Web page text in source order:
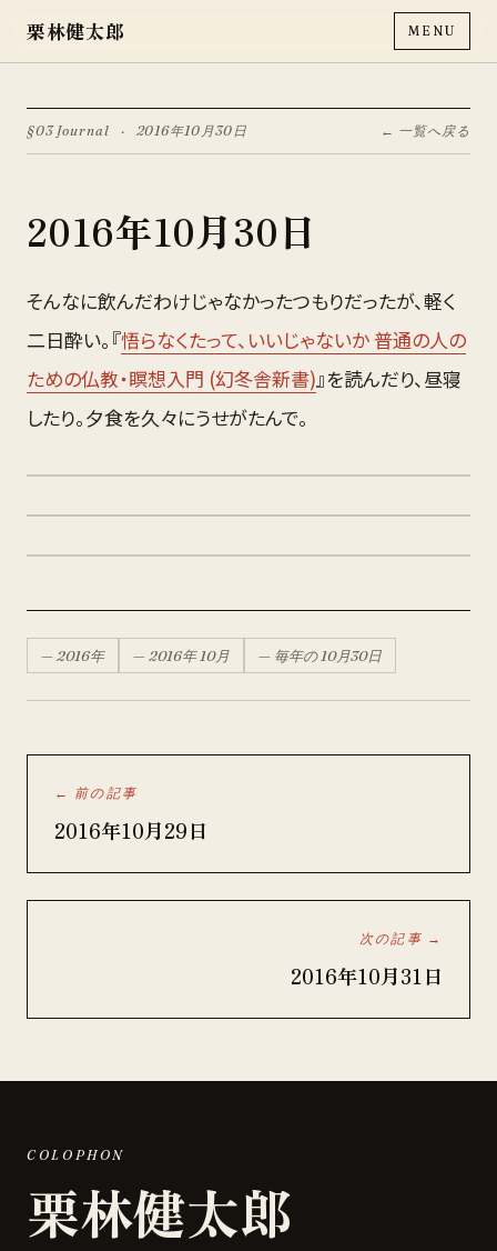
栗林健太郎 MENU
§03 Journal · 2016年10月30日 ← 一覧へ戻る
2016年10月30日
そんなに飲んだわけじゃなかったつもりだったが、軽く
二日酔い。『悟らなくたって、いいじゃないか 普通の人の
ための仏教・瞑想入門 (幻冬舎新書)』を読んだり、昼寝
したり。夕食を久々にうせがたんで。
— 2016年 — 2016年 10月 — 毎年の 10月30日
← 前の記事
2016年10月29日
次の記事 →
2016年10月31日
COLOPHON
栗林健太郎